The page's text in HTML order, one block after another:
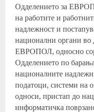
Одделението за
на работите и
надлежност и
национални органи во
ЕВРОПОЛ, односно
Одделението по
националните
податоци, системи на
односи, пристап до
информатичка